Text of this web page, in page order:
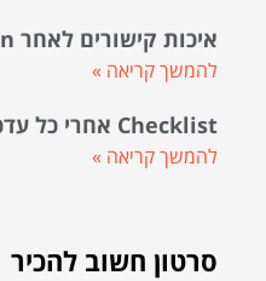
איכות קישורים לאחר Penguin
להמשך קריאה »
Checklist אחרי כל עדכון
להמשך קריאה »
סרטון חשוב להכיר